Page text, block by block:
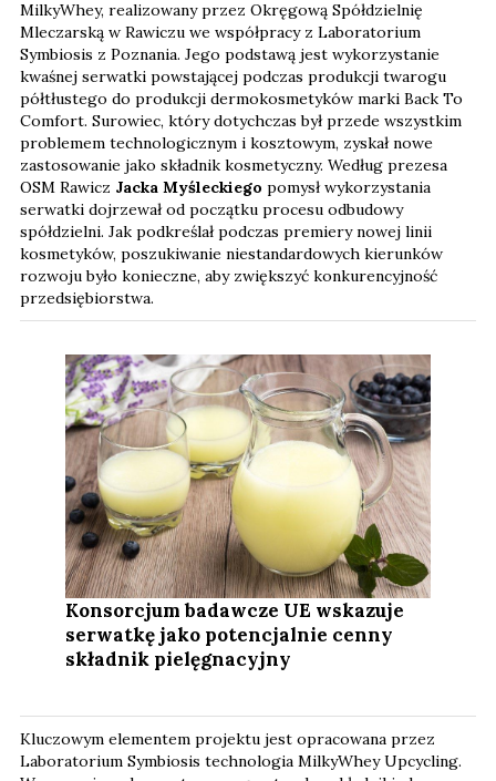
MilkyWhey, realizowany przez Okręgową Spółdzielnię
Mleczarską w Rawiczu we współpracy z Laboratorium
Symbiosis z Poznania. Jego podstawą jest wykorzystanie
kwaśnej serwatki powstającej podczas produkcji twarogu
półtłustego do produkcji dermokosmetyków marki Back To
Comfort. Surowiec, który dotychczas był przede wszystkim
problemem technologicznym i kosztowym, zyskał nowe
zastosowanie jako składnik kosmetyczny. Według prezesa
OSM Rawicz Jacka Myśleckiego pomysł wykorzystania
serwatki dojrzewał od początku procesu odbudowy
spółdzielni. Jak podkreślał podczas premiery nowej linii
kosmetyków, poszukiwanie niestandardowych kierunków
rozwoju było konieczne, aby zwiększyć konkurencyjność
przedsiębiorstwa.
Konsorcjum badawcze UE wskazuje
serwatkę jako potencjalnie cenny
składnik pielęgnacyjny
Kluczowym elementem projektu jest opracowana przez
Laboratorium Symbiosis technologia MilkyWhey Upcycling.